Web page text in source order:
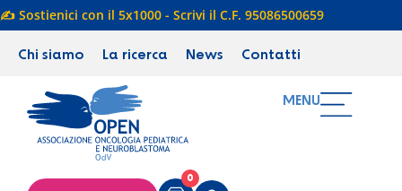
✍️ Sostienici con il 5x1000 - Scrivi il C.F. 95086500659
Chi siamo La ricerca News Contatti
MENU
0